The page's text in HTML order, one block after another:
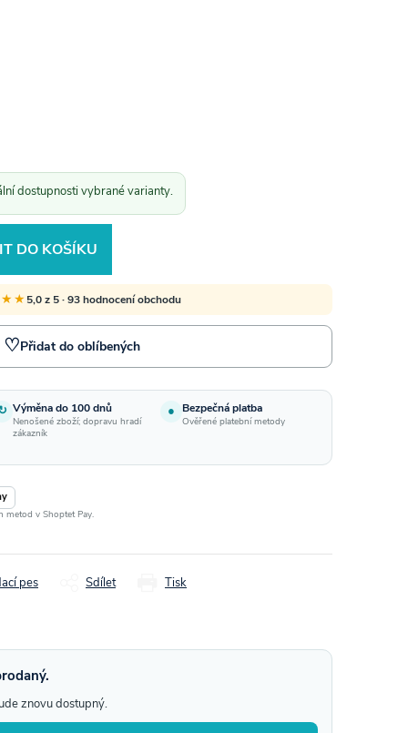
dostupnosti vybrané varianty.
DO KOŠÍKU
5,0 z 5 · 93 hodnocení obchodu
♡Přidat do oblíbených
Výměna do 100 dnů
Nenošené zboží; dopravu hradí
zákazník
● Bezpečná platba
Ověřené platební metody
metod v Shoptet Pay.
Tisk
pes Sdílet
znovu dostupný.